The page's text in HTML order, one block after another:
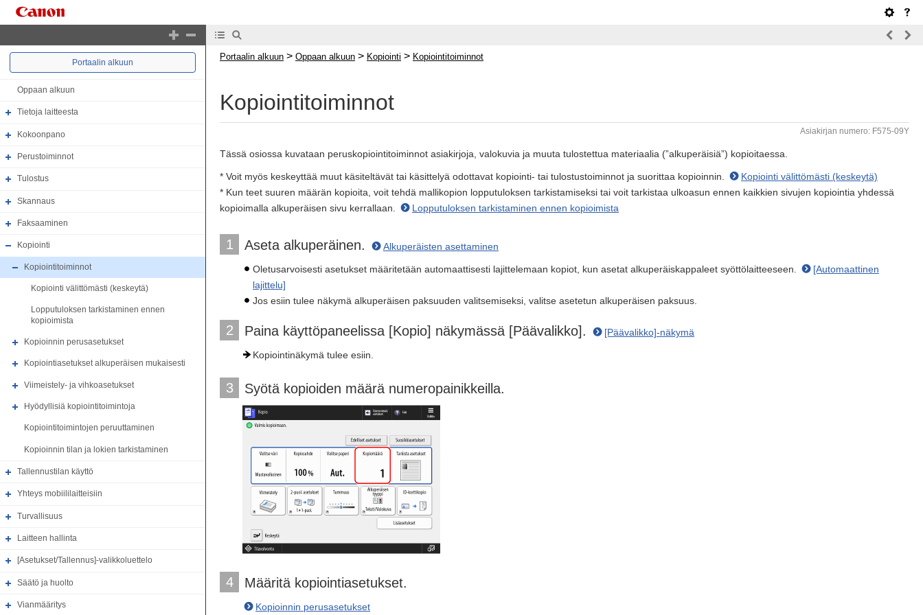
Portaalin alkuun
Oppaan alkuun
Tietoja laitteesta
Kokoonpano
Perustoiminnot
Tulostus
Skannaus
Faksaaminen
Kopiointi
Kopiointitoiminnot
Kopiointi välittömästi (keskeytä)
Lopputuloksen tarkistaminen ennen
kopioimista
Kopioinnin perusasetukset
Kopiointiasetukset alkuperäisen mukaisesti
Viimeistely- ja vihkoasetukset
Hyödyllisiä kopiointitoimintoja
Kopiointitoimintojen peruuttaminen
Kopioinnin tilan ja lokien tarkistaminen
Tallennustilan käyttö
Yhteys mobiililaitteisiin
Turvallisuus
Laitteen hallinta
[Asetukset/Tallennus]-valikkoluettelo
Säätö ja huolto
Vianmääritys
Portaalin alkuun > Oppaan alkuun > Kopiointi > Kopiointitoiminnot
Kopiointitoiminnot
Asiakirjan numero: F575-09Y
Tässä osiossa kuvataan peruskopiointitoiminnot asiakirjoja, valokuvia ja muuta tulostettua materiaalia (”alkuperäisiä”) kopioitaessa.
* Voit myös keskeyttää muut käsiteltävät tai käsittelyä odottavat kopiointi- tai tulostustoiminnot ja suorittaa kopioinnin.
Kopiointi välittömästi (keskeytä)
* Kun teet suuren määrän kopioita, voit tehdä mallikopion lopputuloksen tarkistamiseksi tai voit tarkistaa ulkoasun ennen kaikkien sivujen kopiointia yhdessä
kopioimalla alkuperäisen sivu kerrallaan.
Lopputuloksen tarkistaminen ennen kopioimista
1 Aseta alkuperäinen. Alkuperäisten asettaminen
Oletusarvoisesti asetukset määritetään automaattisesti lajittelemaan kopiot, kun asetat alkuperäiskappaleet syöttölaitteeseen.
[Automaattinen
lajittelu]
Jos esiin tulee näkymä alkuperäisen paksuuden valitsemiseksi, valitse asetetun alkuperäisen paksuus.
2 Paina käyttöpaneelissa [Kopio] näkymässä [Päävalikko]. [Päävalikko]-näkymä
Kopiointinäkymä tulee esiin.
3 Syötä kopioiden määrä numeropainikkeilla.
4 Määritä kopiointiasetukset.
Kopioinnin perusasetukset